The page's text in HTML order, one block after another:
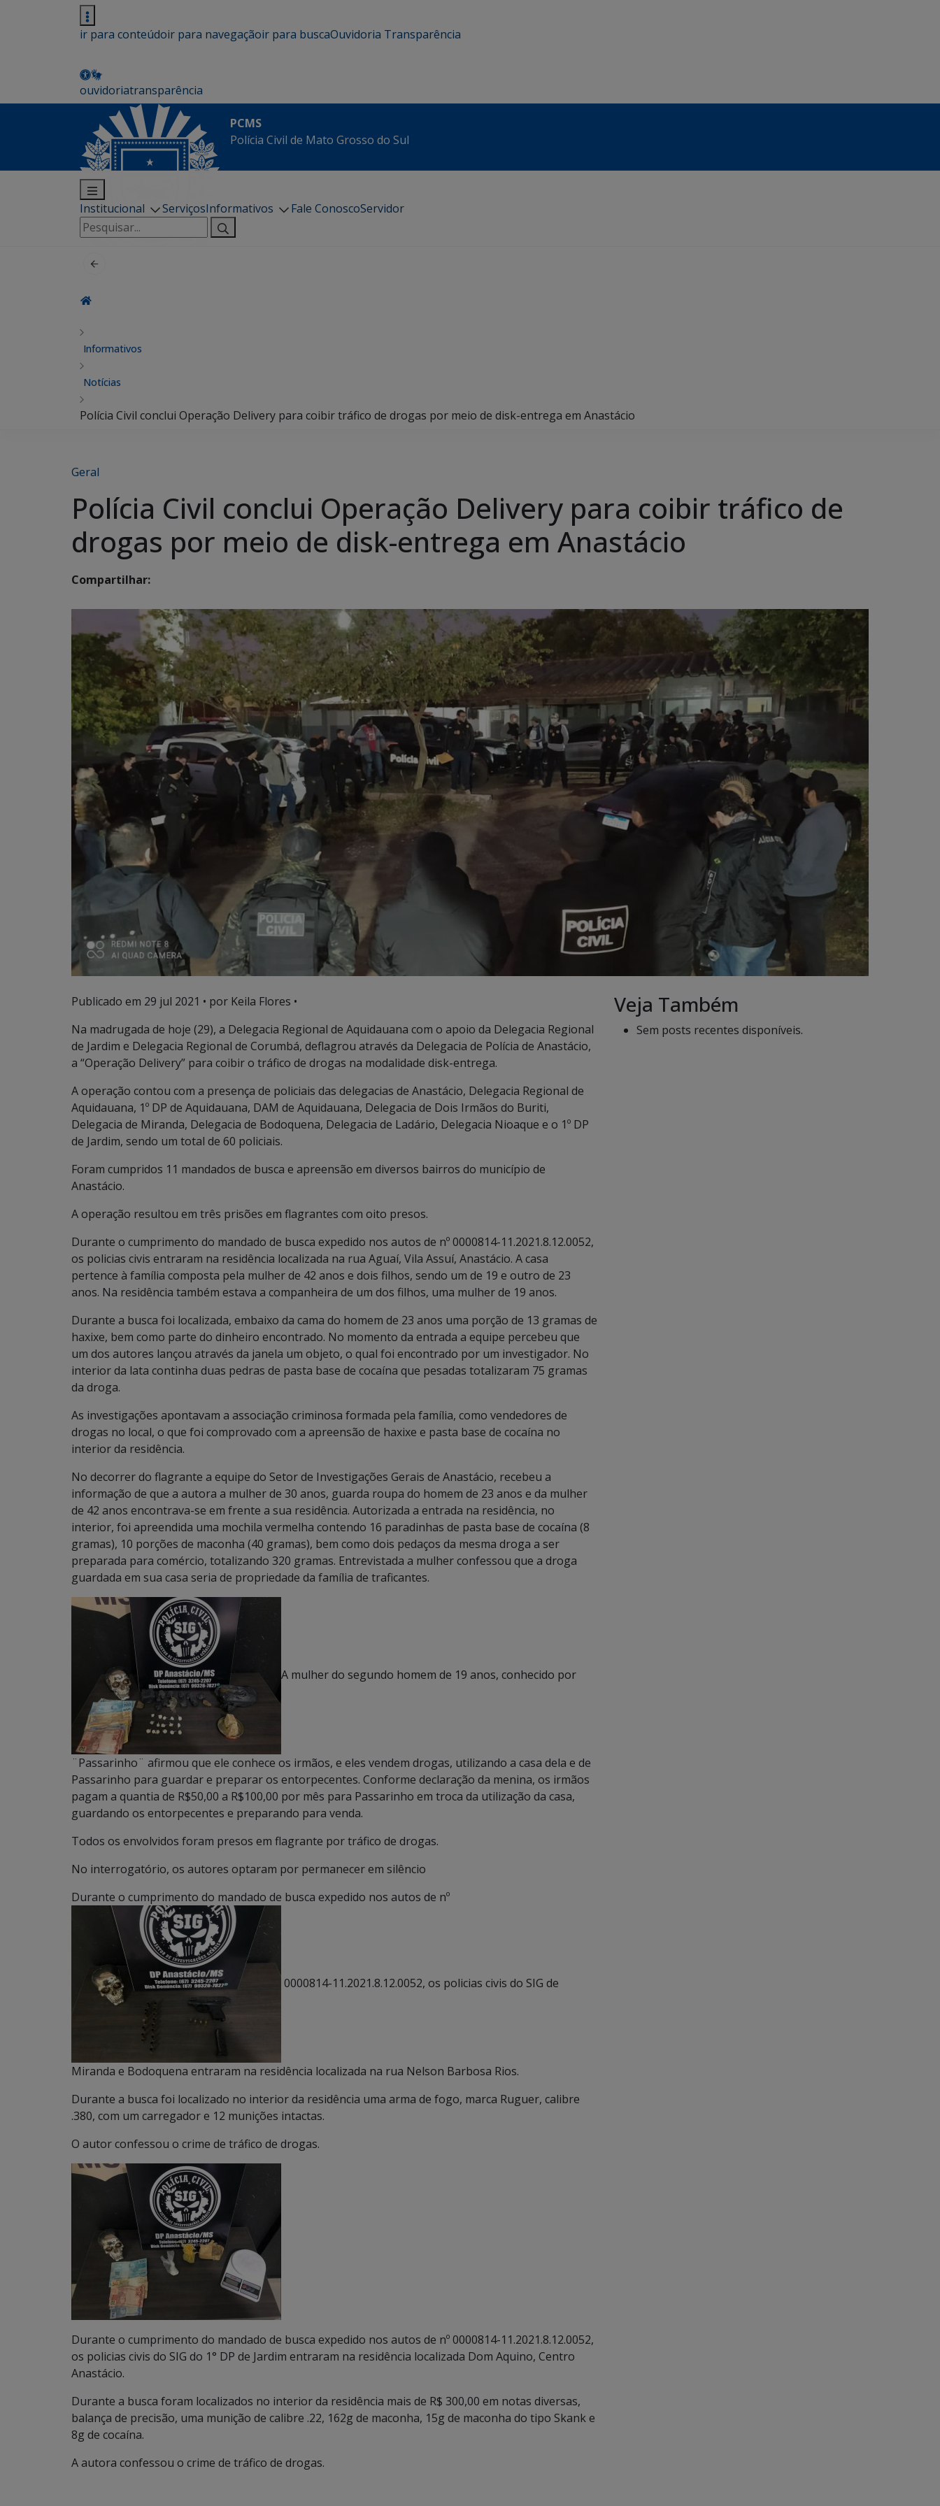
ir para conteúdoir para navegaçãoir para buscaOuvidoria Transparência
ouvidoriatransparência
PCMS
Polícia Civil de Mato Grosso do Sul
Institucional ServiçosInformativos Fale ConoscoServidor
Pesquisar
por:
Informativos
Notícias
Polícia Civil conclui Operação Delivery para coibir tráfico de drogas por meio de disk-entrega em Anastácio
Geral
Polícia Civil conclui Operação Delivery para coibir tráfico de
drogas por meio de disk-entrega em Anastácio
Compartilhar:
Publicado em 29 jul 2021 • por Keila Flores •
Na madrugada de hoje (29), a Delegacia Regional de Aquidauana com o apoio da Delegacia Regional
de Jardim e Delegacia Regional de Corumbá, deflagrou através da Delegacia de Polícia de Anastácio,
a “Operação Delivery” para coibir o tráfico de drogas na modalidade disk-entrega.
A operação contou com a presença de policiais das delegacias de Anastácio, Delegacia Regional de
Aquidauana, 1º DP de Aquidauana, DAM de Aquidauana, Delegacia de Dois Irmãos do Buriti,
Delegacia de Miranda, Delegacia de Bodoquena, Delegacia de Ladário, Delegacia Nioaque e o 1º DP
de Jardim, sendo um total de 60 policiais.
Foram cumpridos 11 mandados de busca e apreensão em diversos bairros do município de
Anastácio.
A operação resultou em três prisões em flagrantes com oito presos.
Durante o cumprimento do mandado de busca expedido nos autos de nº 0000814-11.2021.8.12.0052,
os policias civis entraram na residência localizada na rua Aguaí, Vila Assuí, Anastácio. A casa
pertence à família composta pela mulher de 42 anos e dois filhos, sendo um de 19 e outro de 23
anos. Na residência também estava a companheira de um dos filhos, uma mulher de 19 anos.
Durante a busca foi localizada, embaixo da cama do homem de 23 anos uma porção de 13 gramas de
haxixe, bem como parte do dinheiro encontrado. No momento da entrada a equipe percebeu que
um dos autores lançou através da janela um objeto, o qual foi encontrado por um investigador. No
interior da lata continha duas pedras de pasta base de cocaína que pesadas totalizaram 75 gramas
da droga.
As investigações apontavam a associação criminosa formada pela família, como vendedores de
drogas no local, o que foi comprovado com a apreensão de haxixe e pasta base de cocaína no
interior da residência.
No decorrer do flagrante a equipe do Setor de Investigações Gerais de Anastácio, recebeu a
informação de que a autora a mulher de 30 anos, guarda roupa do homem de 23 anos e da mulher
de 42 anos encontrava-se em frente a sua residência. Autorizada a entrada na residência, no
interior, foi apreendida uma mochila vermelha contendo 16 paradinhas de pasta base de cocaína (8
gramas), 10 porções de maconha (40 gramas), bem como dois pedaços da mesma droga a ser
preparada para comércio, totalizando 320 gramas. Entrevistada a mulher confessou que a droga
guardada em sua casa seria de propriedade da família de traficantes.
A mulher do segundo homem de 19 anos, conhecido por
¨Passarinho¨ afirmou que ele conhece os irmãos, e eles vendem drogas, utilizando a casa dela e de
Passarinho para guardar e preparar os entorpecentes. Conforme declaração da menina, os irmãos
pagam a quantia de R$50,00 a R$100,00 por mês para Passarinho em troca da utilização da casa,
guardando os entorpecentes e preparando para venda.
Todos os envolvidos foram presos em flagrante por tráfico de drogas.
No interrogatório, os autores optaram por permanecer em silêncio
Durante o cumprimento do mandado de busca expedido nos autos de nº
0000814-11.2021.8.12.0052, os policias civis do SIG de
Miranda e Bodoquena entraram na residência localizada na rua Nelson Barbosa Rios.
Durante a busca foi localizado no interior da residência uma arma de fogo, marca Ruguer, calibre
.380, com um carregador e 12 munições intactas.
O autor confessou o crime de tráfico de drogas.
Durante o cumprimento do mandado de busca expedido nos autos de nº 0000814-11.2021.8.12.0052,
os policias civis do SIG do 1° DP de Jardim entraram na residência localizada Dom Aquino, Centro
Anastácio.
Durante a busca foram localizados no interior da residência mais de R$ 300,00 em notas diversas,
balança de precisão, uma munição de calibre .22, 162g de maconha, 15g de maconha do tipo Skank e
8g de cocaína.
A autora confessou o crime de tráfico de drogas.
Veja Também
Sem posts recentes disponíveis.